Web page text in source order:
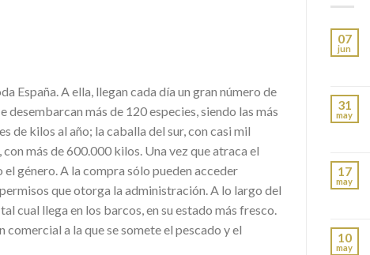
España. A ella, llegan cada día un gran número de
desembarcan más de 120 especies, siendo las más
de kilos al año; la caballa del sur, con casi mil
más de 600.000 kilos. Una vez que atraca el
género. A la compra sólo pueden acceder
que otorga la administración. A lo largo del
cual llega en los barcos, en su estado más fresco.
a la que se somete el pescado y el
07
jun
31
may
17
may
10
may